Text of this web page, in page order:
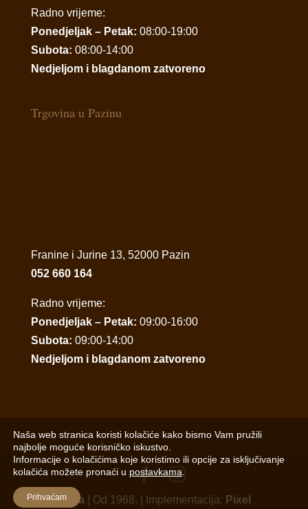
Radno vrijeme:
Ponedjeljak – Petak: 08:00-19:00
Subota: 08:00-14:00
Nedjeljom i blagdanom zatvoreno
Trgovina u Pazinu
Franine i Jurine 13, 52000 Pazin
052 660 164
Radno vrijeme:
Ponedjeljak – Petak: 09:00-16:00
Subota: 09:00-14:00
Nedjeljom i blagdanom zatvoreno
Porta | Od 1968. | Implementacija: Pixel
Naša web stranica koristi kolačiće kako bismo Vam pružili
najbolje moguće korisničko iskustvo.
Informacije o kolačićima koje koristimo ili opcije za isključivanje
kolačića možete pronaći u postavkama
Prihvaćam